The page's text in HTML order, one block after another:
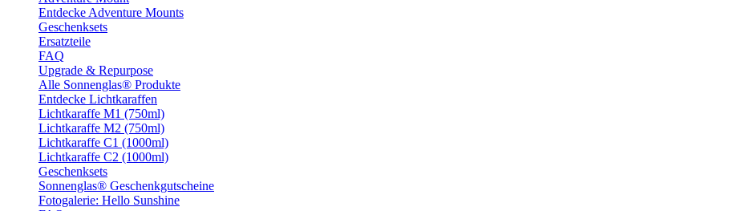
Entdecke Adventure Mounts
Geschenksets
Ersatzteile
FAQ
Upgrade & Repurpose
Alle Sonnenglas® Produkte
Entdecke Lichtkaraffen
Lichtkaraffe M1 (750ml)
Lichtkaraffe M2 (750ml)
Lichtkaraffe C1 (1000ml)
Lichtkaraffe C2 (1000ml)
Geschenksets
Sonnenglas® Geschenkgutscheine
Fotogalerie: Hello Sunshine